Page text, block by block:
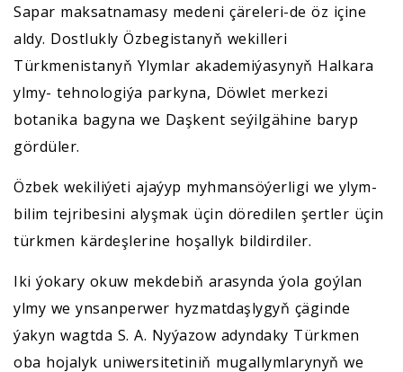
Sapar maksatnamasy medeni çäreleri-de öz içine
aldy. Dostlukly Özbegistanyň wekilleri
Türkmenistanyň Ylymlar akademiýasynyň Halkara
ylmy- tehnologiýa parkyna, Döwlet merkezi
botanika bagyna we Daşkent seýilgähine baryp
gördüler.
Özbek wekiliýeti ajaýyp myhmansöýerligi we ylym-
bilim tejribesini alyşmak üçin döredilen şertler üçin
türkmen kärdeşlerine hoşallyk bildirdiler.
Iki ýokary okuw mekdebiň arasynda ýola goýlan
ylmy we ynsanperwer hyzmatdaşlygyň çäginde
ýakyn wagtda S. A. Nyýazow adyndaky Türkmen
oba hojalyk uniwersitetiniň mugallymlarynyň we